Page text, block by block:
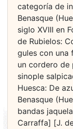
categoría de
Benasque
siglo XVIII en
de Rubielos:
gules con una
un cordero de
sinople
Huesca: De
Benasque
bandas
Carraffa] [J.